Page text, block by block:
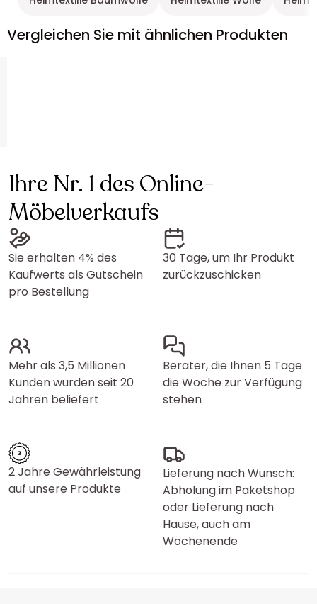
Vergleichen Sie mit ähnlichen Produkten
Ihre Nr. 1 des Online-
Möbelverkaufs
Sie erhalten 4% des
Kaufwerts als Gutschein
pro Bestellung
30 Tage, um Ihr Produkt
zurückzuschicken
Mehr als 3,5 Millionen
Kunden wurden seit 20
Jahren beliefert
Berater, die Ihnen 5 Tage
die Woche zur Verfügung
stehen
2 Jahre Gewährleistung
auf unsere Produkte
Lieferung nach Wunsch:
Abholung im Paketshop
oder Lieferung nach
Hause, auch am
Wochenende